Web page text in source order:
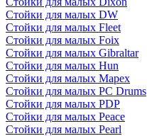
Стойки для малых DW
Стойки для малых Fleet
Стойки для малых Foix
Стойки для малых Gibraltar
Стойки для малых Hun
Стойки для малых Mapex
Стойки для малых PC Drums
Стойки для малых PDP
Стойки для малых Peace
Стойки для малых Pearl